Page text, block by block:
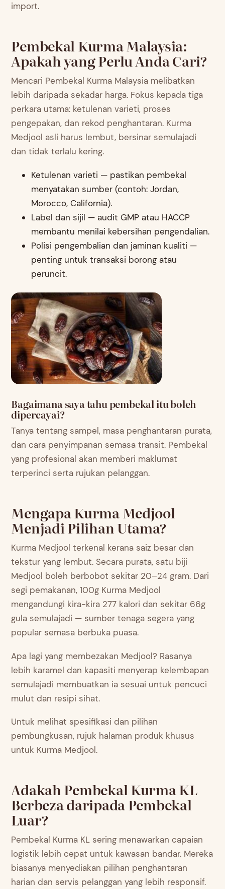
import.
Pembekal Kurma Malaysia:
Apakah yang Perlu Anda Cari?
Mencari Pembekal Kurma Malaysia melibatkan
lebih daripada sekadar harga. Fokus kepada tiga
perkara utama: ketulenan varieti, proses
pengepakan, dan rekod penghantaran. Kurma
Medjool asli harus lembut, bersinar semulajadi
dan tidak terlalu kering.
Ketulenan varieti — pastikan pembekal
menyatakan sumber (contoh: Jordan,
Morocco, California).
Label dan sijil — audit GMP atau HACCP
membantu menilai kebersihan pengendalian.
Polisi pengembalian dan jaminan kualiti —
penting untuk transaksi borong atau
peruncit.
Bagaimana saya tahu pembekal itu boleh
dipercayai?
Tanya tentang sampel, masa penghantaran purata,
dan cara penyimpanan semasa transit. Pembekal
yang profesional akan memberi maklumat
terperinci serta rujukan pelanggan.
Mengapa Kurma Medjool
Menjadi Pilihan Utama?
Kurma Medjool terkenal kerana saiz besar dan
tekstur yang lembut. Secara purata, satu biji
Medjool boleh berbobot sekitar 20–24 gram. Dari
segi pemakanan, 100g Kurma Medjool
mengandungi kira-kira 277 kalori dan sekitar 66g
gula semulajadi — sumber tenaga segera yang
popular semasa berbuka puasa.
Apa lagi yang membezakan Medjool? Rasanya
lebih karamel dan kapasiti menyerap kelembapan
semulajadi membuatkan ia sesuai untuk pencuci
mulut dan resipi sihat.
Untuk melihat spesifikasi dan pilihan
pembungkusan, rujuk halaman produk khusus
untuk Kurma Medjool.
Adakah Pembekal Kurma KL
Berbeza daripada Pembekal
Luar?
Pembekal Kurma KL sering menawarkan capaian
logistik lebih cepat untuk kawasan bandar. Mereka
biasanya menyediakan pilihan penghantaran
harian dan servis pelanggan yang lebih responsif.